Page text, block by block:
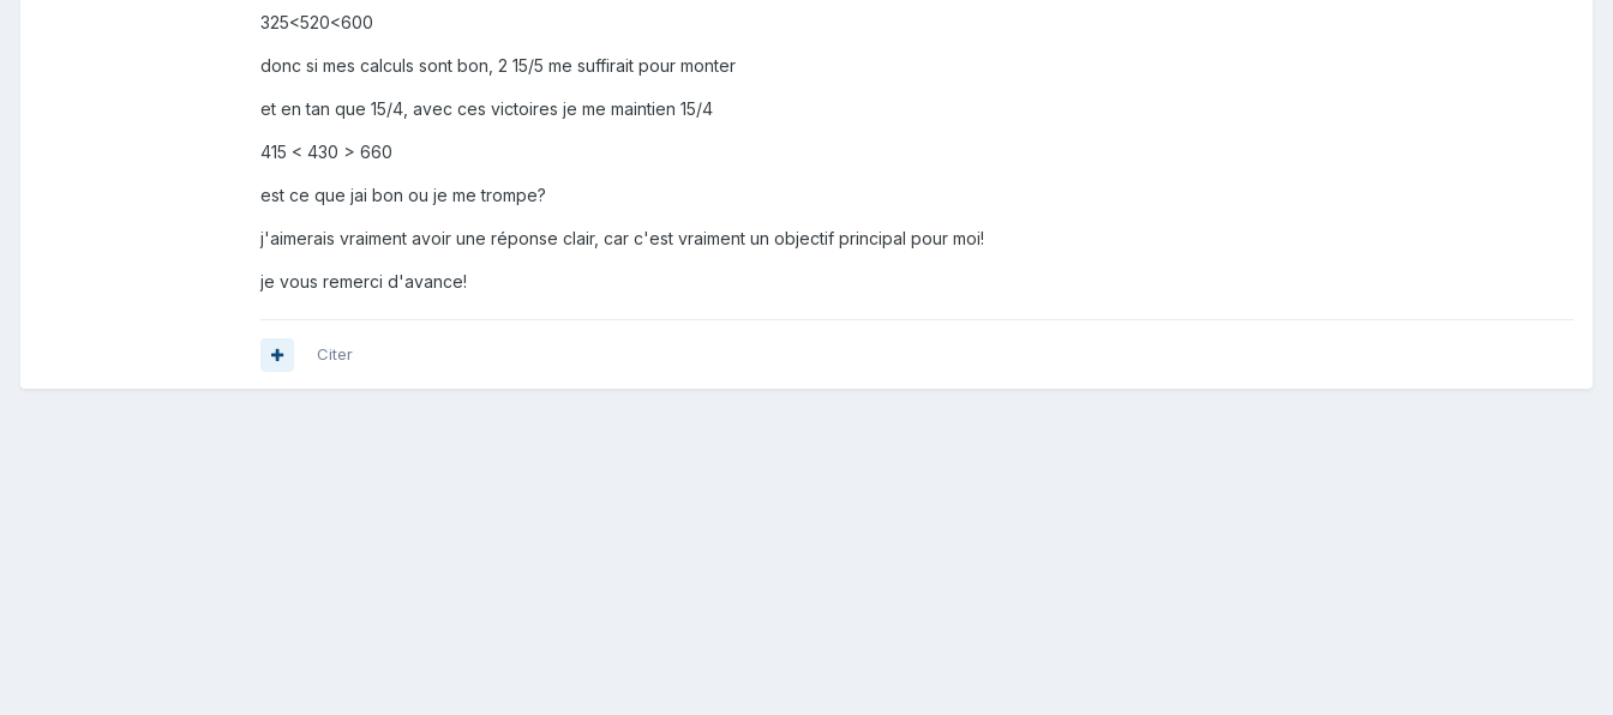
325<520<600
donc si mes calculs sont bon, 2 15/5 me suffirait pour monter
et en tan que 15/4, avec ces victoires je me maintien 15/4
415 < 430 > 660
est ce que jai bon ou je me trompe?
j'aimerais vraiment avoir une réponse clair, car c'est vraiment un objectif principal pour moi!
je vous remerci d'avance!
Citer